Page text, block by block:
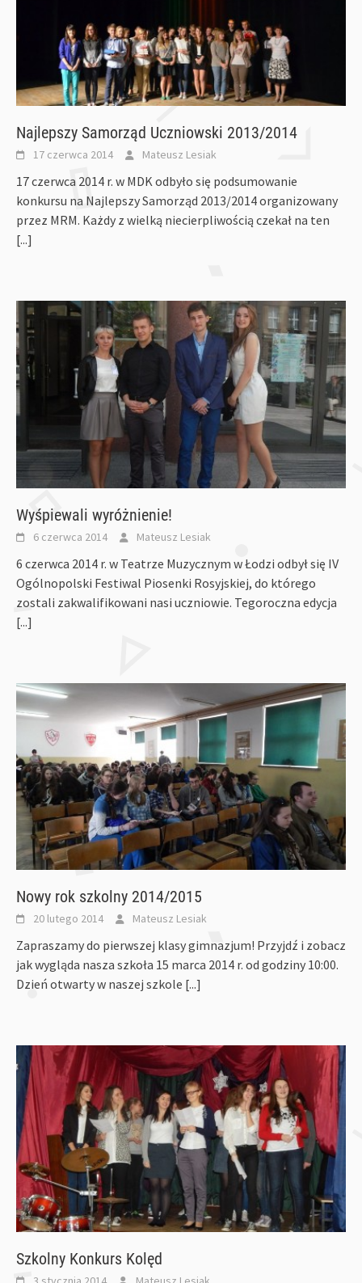
Najlepszy Samorząd Uczniowski 2013/2014
17 czerwca 2014 Mateusz Lesiak
17 czerwca 2014 r. w MDK odbyło się podsumowanie
konkursu na Najlepszy Samorząd 2013/2014 organizowany
przez MRM. Każdy z wielką niecierpliwością czekał na ten
[...]
Wyśpiewali wyróżnienie!
6 czerwca 2014 Mateusz Lesiak
6 czerwca 2014 r. w Teatrze Muzycznym w Łodzi odbył się IV
Ogólnopolski Festiwal Piosenki Rosyjskiej, do którego
zostali zakwalifikowani nasi uczniowie. Tegoroczna edycja
[...]
Nowy rok szkolny 2014/2015
20 lutego 2014 Mateusz Lesiak
Zapraszamy do pierwszej klasy gimnazjum! Przyjdź i zobacz
jak wygląda nasza szkoła 15 marca 2014 r. od godziny 10:00.
Dzień otwarty w naszej szkole [...]
Szkolny Konkurs Kolęd